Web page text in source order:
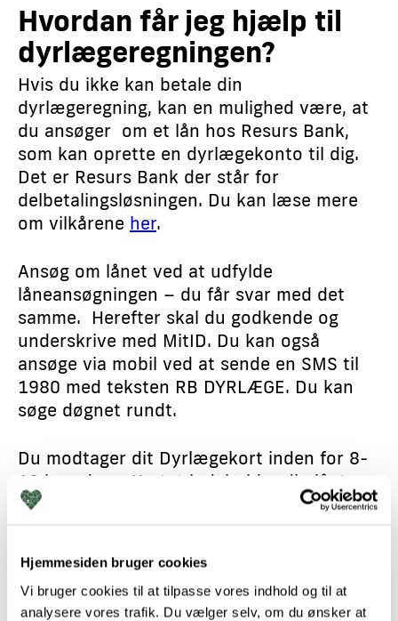
Hjemmesiden bruger cookies
Vi bruger cookies til at tilpasse vores indhold og til at
analysere vores trafik. Du vælger selv, om du ønsker at
​Hvordan får jeg hjælp til
dyrlægeregningen?
Hvis du ikke kan betale din
dyrlægeregning, kan en mulighed være, at
du ansøger om et lån hos Resurs Bank,
som kan oprette en dyrlægekonto til dig.
Det er Resurs Bank der står for
delbetalingsløsningen. Du kan læse mere
om vilkårene her.
Ansøg om lånet ved at udfylde
låneansøgningen – du får svar med det
samme. Herefter skal du godkende og
underskrive med MitID. Du kan også
ansøge via mobil ved at sende en SMS til
1980 med teksten RB DYRLÆGE. Du kan
søge døgnet rundt.
Du modtager dit Dyrlægekort inden for 8-
12 hverdage. Kortet indeholder din lånte
kredit, og kan benyttes hos os. Hvis du
for at betale din dyrlægeregning her og nu
blot ved at oplyse dit personnummer til os,